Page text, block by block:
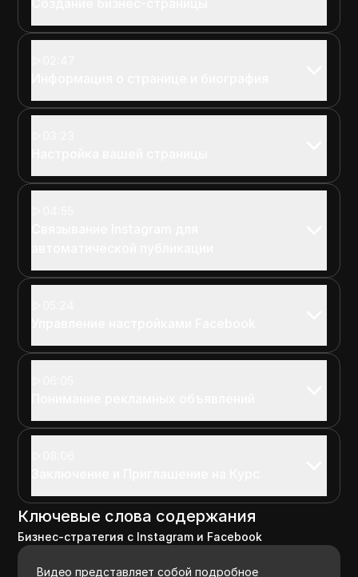
Ключевые слова содержания
Бизнес-стратегия с Instagram и Facebook
Видео представляет собой подробное